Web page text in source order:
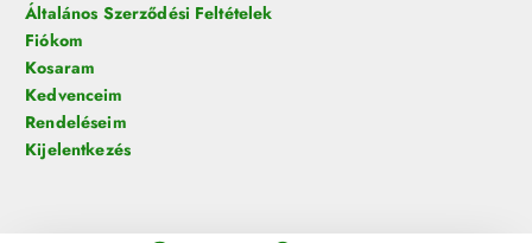
Általános Szerződési Feltételek
Fiókom
Kosaram
Kedvenceim
Rendeléseim
Kijelentkezés